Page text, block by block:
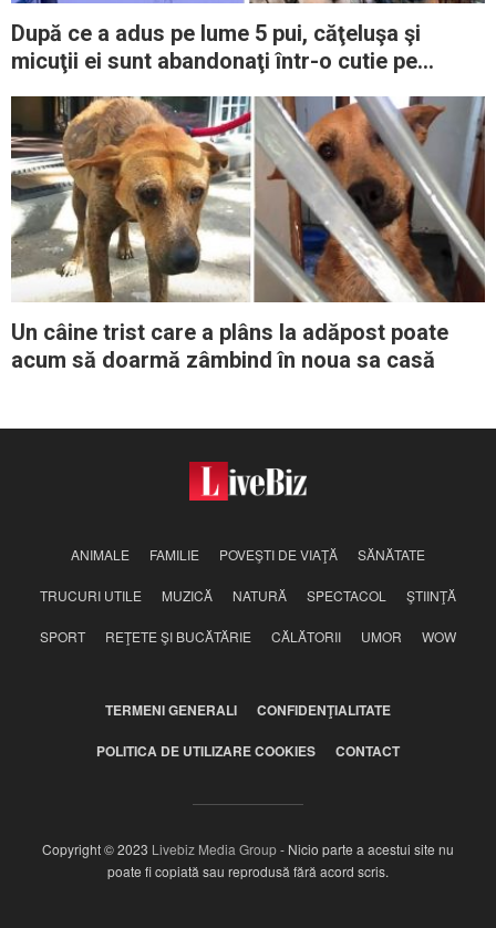
După ce a adus pe lume 5 pui, căţeluşa şi
micuţii ei sunt abandonaţi într-o cutie pe
Un câine trist care a plâns la adăpost poate
acum să doarmă zâmbind în noua sa casă
ANIMALE FAMILIE POVEŞTI DE VIAŢĂ SĂNĂTATE
TRUCURI UTILE MUZICĂ NATURĂ SPECTACOL ŞTIINŢĂ
SPORT REŢETE ŞI BUCĂTĂRIE CĂLĂTORII UMOR WOW
TERMENI GENERALI CONFIDENŢIALITATE
POLITICA DE UTILIZARE COOKIES CONTACT
Copyright © 2023 Livebiz Media Group- Nicio parte a acestui site nu
poate fi copiată sau reprodusă fără acord scris.